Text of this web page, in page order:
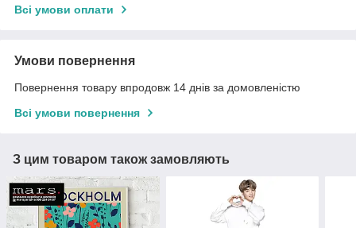
Всі умови оплати
Умови повернення
Повернення товару впродовж 14 днів за домовленістю
Всі умови повернення
З цим товаром також замовляють